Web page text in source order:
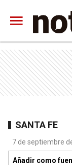
SANTA FE
7 de septiembre
Añadir como